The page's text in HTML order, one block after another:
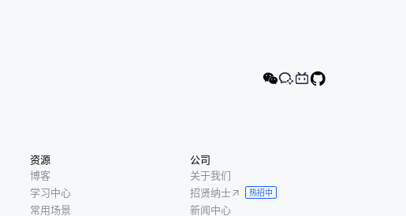
资源
博客
学习中心
常用场景
公司
关于我们
招贤纳士
热招中
新闻中心